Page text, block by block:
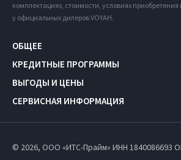
комплектациях, стоимости, условиях
у официальных дилеров VOYAH.
ОБЩЕЕ
КРЕДИТНЫЕ ПРОГРАММЫ
ВЫГОДЫ И ЦЕНЫ
СЕРВИСНАЯ ИНФОРМАЦИЯ
© 2026, ООО «ИТС-Прайм» ИНН 1840086693